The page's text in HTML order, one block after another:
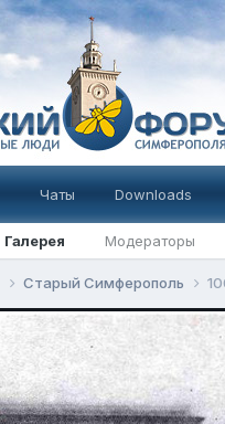
Галерея Модераторы
Чаты Downloads
Старый Симферополь